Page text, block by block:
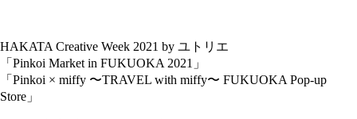
HAKATA Creative Week 2021 by ユトリエ
「Pinkoi Market in FUKUOKA 2021」
「Pinkoi × miffy 〜TRAVEL with miffy〜 FUKUOKA Pop-up
Store」